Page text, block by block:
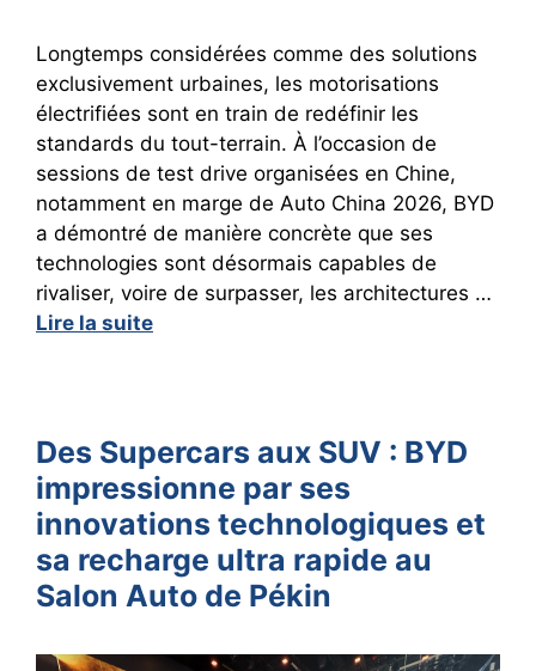
Longtemps considérées comme des solutions
exclusivement urbaines, les motorisations
électrifiées sont en train de redéfinir les
standards du tout-terrain. À l’occasion de
sessions de test drive organisées en Chine,
notamment en marge de Auto China 2026, BYD
a démontré de manière concrète que ses
technologies sont désormais capables de
rivaliser, voire de surpasser, les architectures …
Lire la suite
Des Supercars aux SUV : BYD
impressionne par ses
innovations technologiques et
sa recharge ultra rapide au
Salon Auto de Pékin